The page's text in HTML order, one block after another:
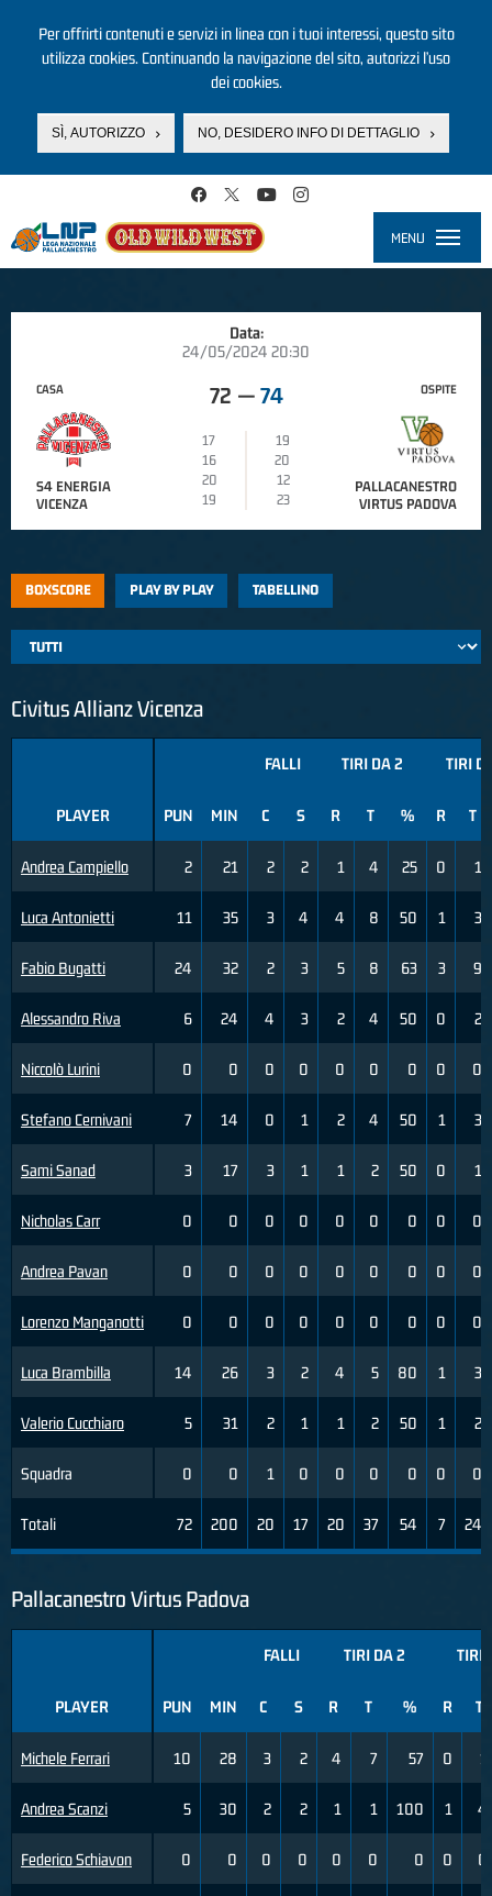
Per offrirti contenuti e servizi in linea con i tuoi interessi, questo sito
utilizza cookies. Continuando la navigazione del sito, autorizzi l’uso
dei cookies.
SÌ, AUTORIZZO NO, DESIDERO INFO DI DETTAGLIO
MENU
Data:
24/05/2024 20:30
CASA
S4 ENERGIA
VICENZA
72 — 74
17
19
16
20
20
12
19
23
OSPITE
PALLACANESTRO
VIRTUS PADOVA
BOXSCORE PLAY BY PLAY TABELLINO
Civitus Allianz Vicenza
PLAYER
Andrea Campiello
Luca Antonietti
Fabio Bugatti
Alessandro Riva
Niccolò Lurini
Stefano Cernivani
Sami Sanad
Nicholas Carr
Andrea Pavan
Lorenzo Manganotti
Luca Brambilla
Valerio Cucchiaro
Squadra
Totali
FALLI TIRI DA 2 TIRI
PUN MIN C S R T % R T
2 21 2 2 1 4 25 0 1
11 35 3 4 4 8 50 1 3
24 32 2 3 5 8 63 3 9
6 24 4 3 2 4 50 0 2
0 0 0 0 0 0 0 0 0
7 14 0 1 2 4 50 1 3
3 17 3 1 1 2 50 0 1
0 0 0 0 0 0 0 0 0
0 0 0 0 0 0 0 0 0
0 0 0 0 0 0 0 0 0
14 26 3 2 4 5 80 1 3
5 31 2 1 1 2 50 1 2
0 0 1 0 0 0 0 0 0
72 200 20 17 20 37 54 7 24
Pallacanestro Virtus Padova
PLAYER
Michele Ferrari
Andrea Scanzi
Federico Schiavon
FALLI TIRI DA 2 TIRI
PUN MIN C S R T % R T
10 28 3 2 4 7 57 0 1
5 30 2 2 1 1 100 1 4
0 0 0 0 0 0 0 0 0